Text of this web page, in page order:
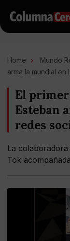
Home Mundo
arma la mundial en
El
Esteban
redes
La
Tok